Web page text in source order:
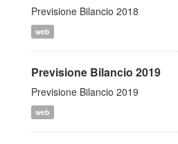
Previsione Bilancio 2018
web
Previsione Bilancio 2019
Previsione Bilancio 2019
web